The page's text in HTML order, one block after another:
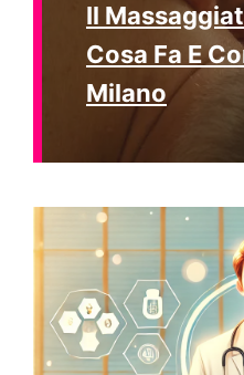
Il
Cosa Fa E
Milano